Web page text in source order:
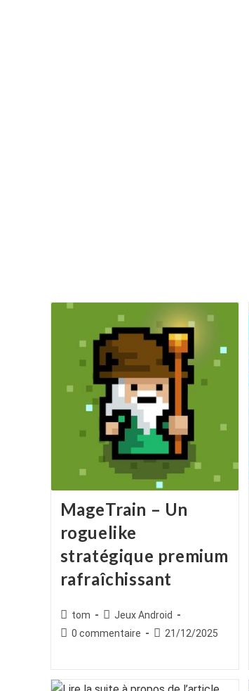
MageTrain – Un
roguelike
stratégique premium
rafraîchissant
Auteur/autrice
de
tom
Post
category:
Jeux Android
Commentaires
publication :
0 commentaire
Publication
21/12/2025